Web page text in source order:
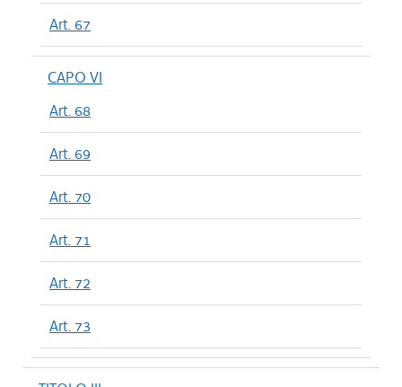
Art. 67
CAPO VI
Art. 68
Art. 69
Art. 70
Art. 71
Art. 72
Art. 73